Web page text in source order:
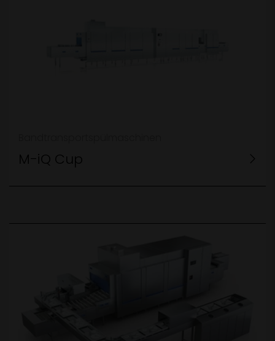
M-iQ Cup